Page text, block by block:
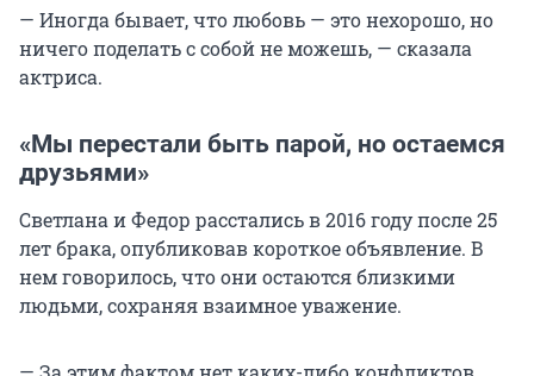
— Иногда бывает, что любовь — это нехорошо, но
ничего поделать с собой не можешь, — сказала
актриса.
«Мы перестали быть парой, но остаемся
друзьями»
Светлана и Федор расстались в 2016 году после 25
лет брака, опубликовав короткое объявление. В
нем говорилось, что они остаются близкими
людьми, сохраняя взаимное уважение.